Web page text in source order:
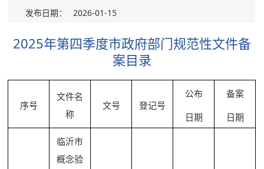
发布日期：
2026-01-15
2025年第四季度市政府部门规范性文件备
案目录
序号
文件名
称
文号 登记号
公布
日期
备案
日期
临沂市
概念验